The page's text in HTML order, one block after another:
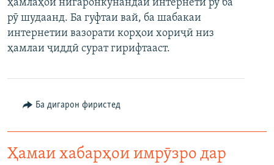
ҳамлаҳои нигаронкунандаи интернетӣ рӯ ба
рӯ шудаанд. Ба гуфтаи вай, ба шабакаи
интернетии вазорати корҳои хориҷӣ низ
ҳамлаи ҷиддӣ сурат гирифтааст.
Ба дигарон фиристед
Ҳамаи хабарҳои имрӯзро дар